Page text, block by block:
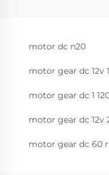
motor dc n20
motor gear dc 12v
motor gear dc 1
motor gear dc 12v
motor gear dc 60